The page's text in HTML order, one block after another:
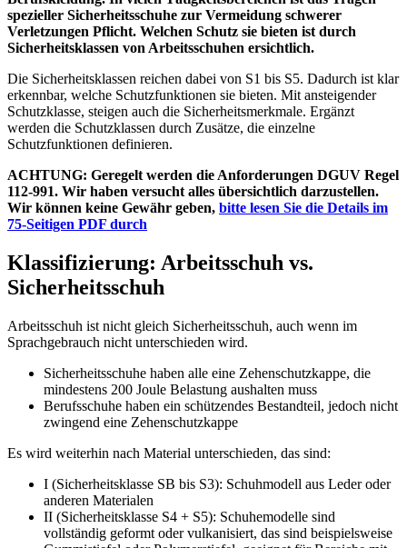
spezieller Sicherheitsschuhe zur Vermeidung schwerer
Verletzungen Pflicht. Welchen Schutz sie bieten ist durch
Sicherheitsklassen von Arbeitsschuhen ersichtlich.
Die Sicherheitsklassen reichen dabei von S1 bis S5. Dadurch ist klar
erkennbar, welche Schutzfunktionen sie bieten. Mit ansteigender
Schutzklasse, steigen auch die Sicherheitsmerkmale. Ergänzt
werden die Schutzklassen durch Zusätze, die einzelne
Schutzfunktionen definieren.
ACHTUNG: Geregelt werden die Anforderungen DGUV Regel
112-991. Wir haben versucht alles übersichtlich darzustellen.
Wir können keine Gewähr geben, bitte lesen Sie die Details im
75-Seitigen PDF durch
Klassifizierung: Arbeitsschuh vs.
Sicherheitsschuh
Arbeitsschuh ist nicht gleich Sicherheitsschuh, auch wenn im
Sprachgebrauch nicht unterschieden wird.
Sicherheitsschuhe haben alle eine Zehenschutzkappe, die
mindestens 200 Joule Belastung aushalten muss
Berufsschuhe haben ein schützendes Bestandteil, jedoch nicht
zwingend eine Zehenschutzkappe
Es wird weiterhin nach Material unterschieden, das sind:
I (Sicherheitsklasse SB bis S3): Schuhmodell aus Leder oder
anderen Materialen
II (Sicherheitsklasse S4 + S5): Schuhemodelle sind
vollständig geformt oder vulkanisiert, das sind beispielsweise